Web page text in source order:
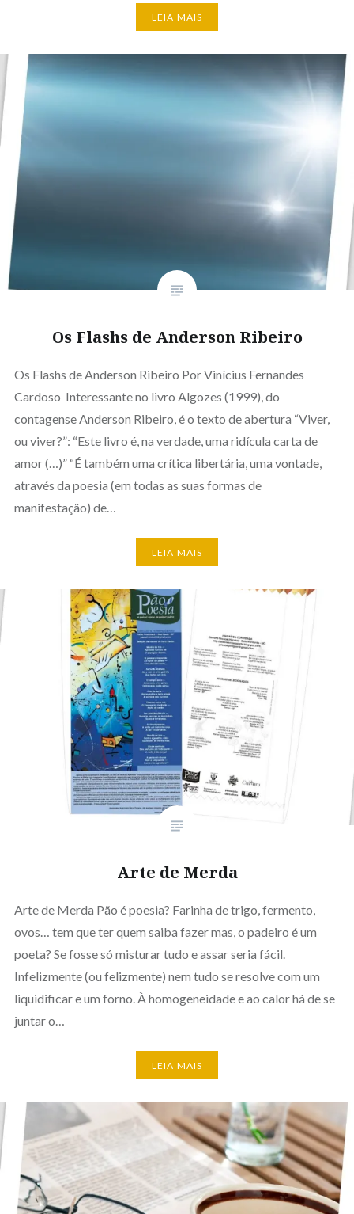
LEIA MAIS
Os Flashs de Anderson Ribeiro
Os Flashs de Anderson Ribeiro Por Vinícius Fernandes
Cardoso Interessante no livro Algozes (1999), do
contagense Anderson Ribeiro, é o texto de abertura “Viver,
ou viver?”: “Este livro é, na verdade, uma ridícula carta de
amor (…)” “É também uma crítica libertária, uma vontade,
através da poesia (em todas as suas formas de
manifestação) de…
LEIA MAIS
Arte de Merda
Arte de Merda Pão é poesia? Farinha de trigo, fermento,
ovos… tem que ter quem saiba fazer mas, o padeiro é um
poeta? Se fosse só misturar tudo e assar seria fácil.
Infelizmente (ou felizmente) nem tudo se resolve com um
liquidificar e um forno. À homogeneidade e ao calor há de se
juntar o…
LEIA MAIS